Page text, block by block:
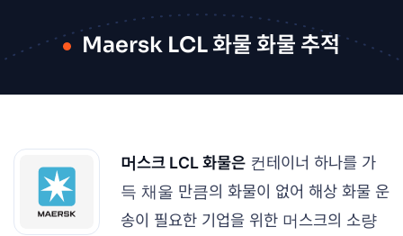
Maersk LCL 화물 화물 추적
머스크 LCL 화물은 컨테이너 하나를 가
득 채울 만큼의 화물이 없어 해상 화물 운
송이 필요한 기업을 위한 머스크의 소량